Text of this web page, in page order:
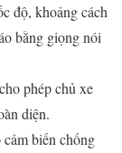
độ, khoảng cách
bằng giọng nói
phép chủ xe
diện.
biến chống